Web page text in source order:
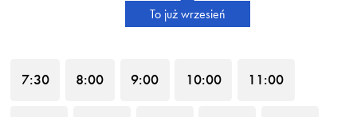
To już wrzesień
7:30 8:00 9:00 10:00 11:00